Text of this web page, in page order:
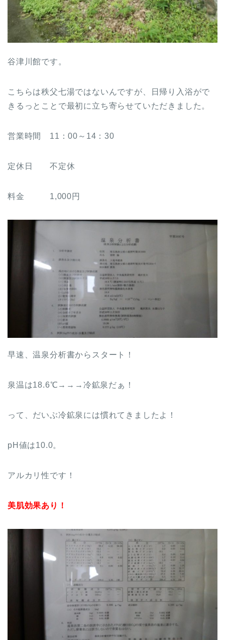
谷津川館です。
こちらは秩父七湯ではないんですが、日帰り入浴がで
きるっとことで最初に立ち寄らせていただきました。
営業時間 11：00～14：30
定休日 不定休
料金 1,000円
早速、温泉分析書からスタート！
泉温は18.6℃→→→冷鉱泉だぁ！
って、だいぶ冷鉱泉には慣れてきましたよ！
pH値は10.0。
アルカリ性です！
美肌効果あり！